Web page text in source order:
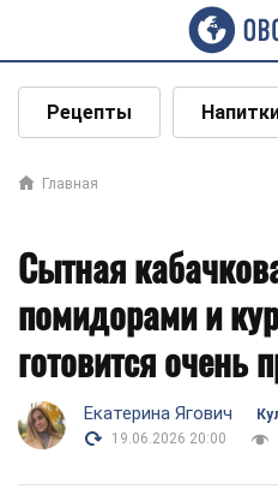
Рецепты
Главная
Сытная
помидорами и
готовится очень
Екатерина Ягович
19.06.2026 20:00